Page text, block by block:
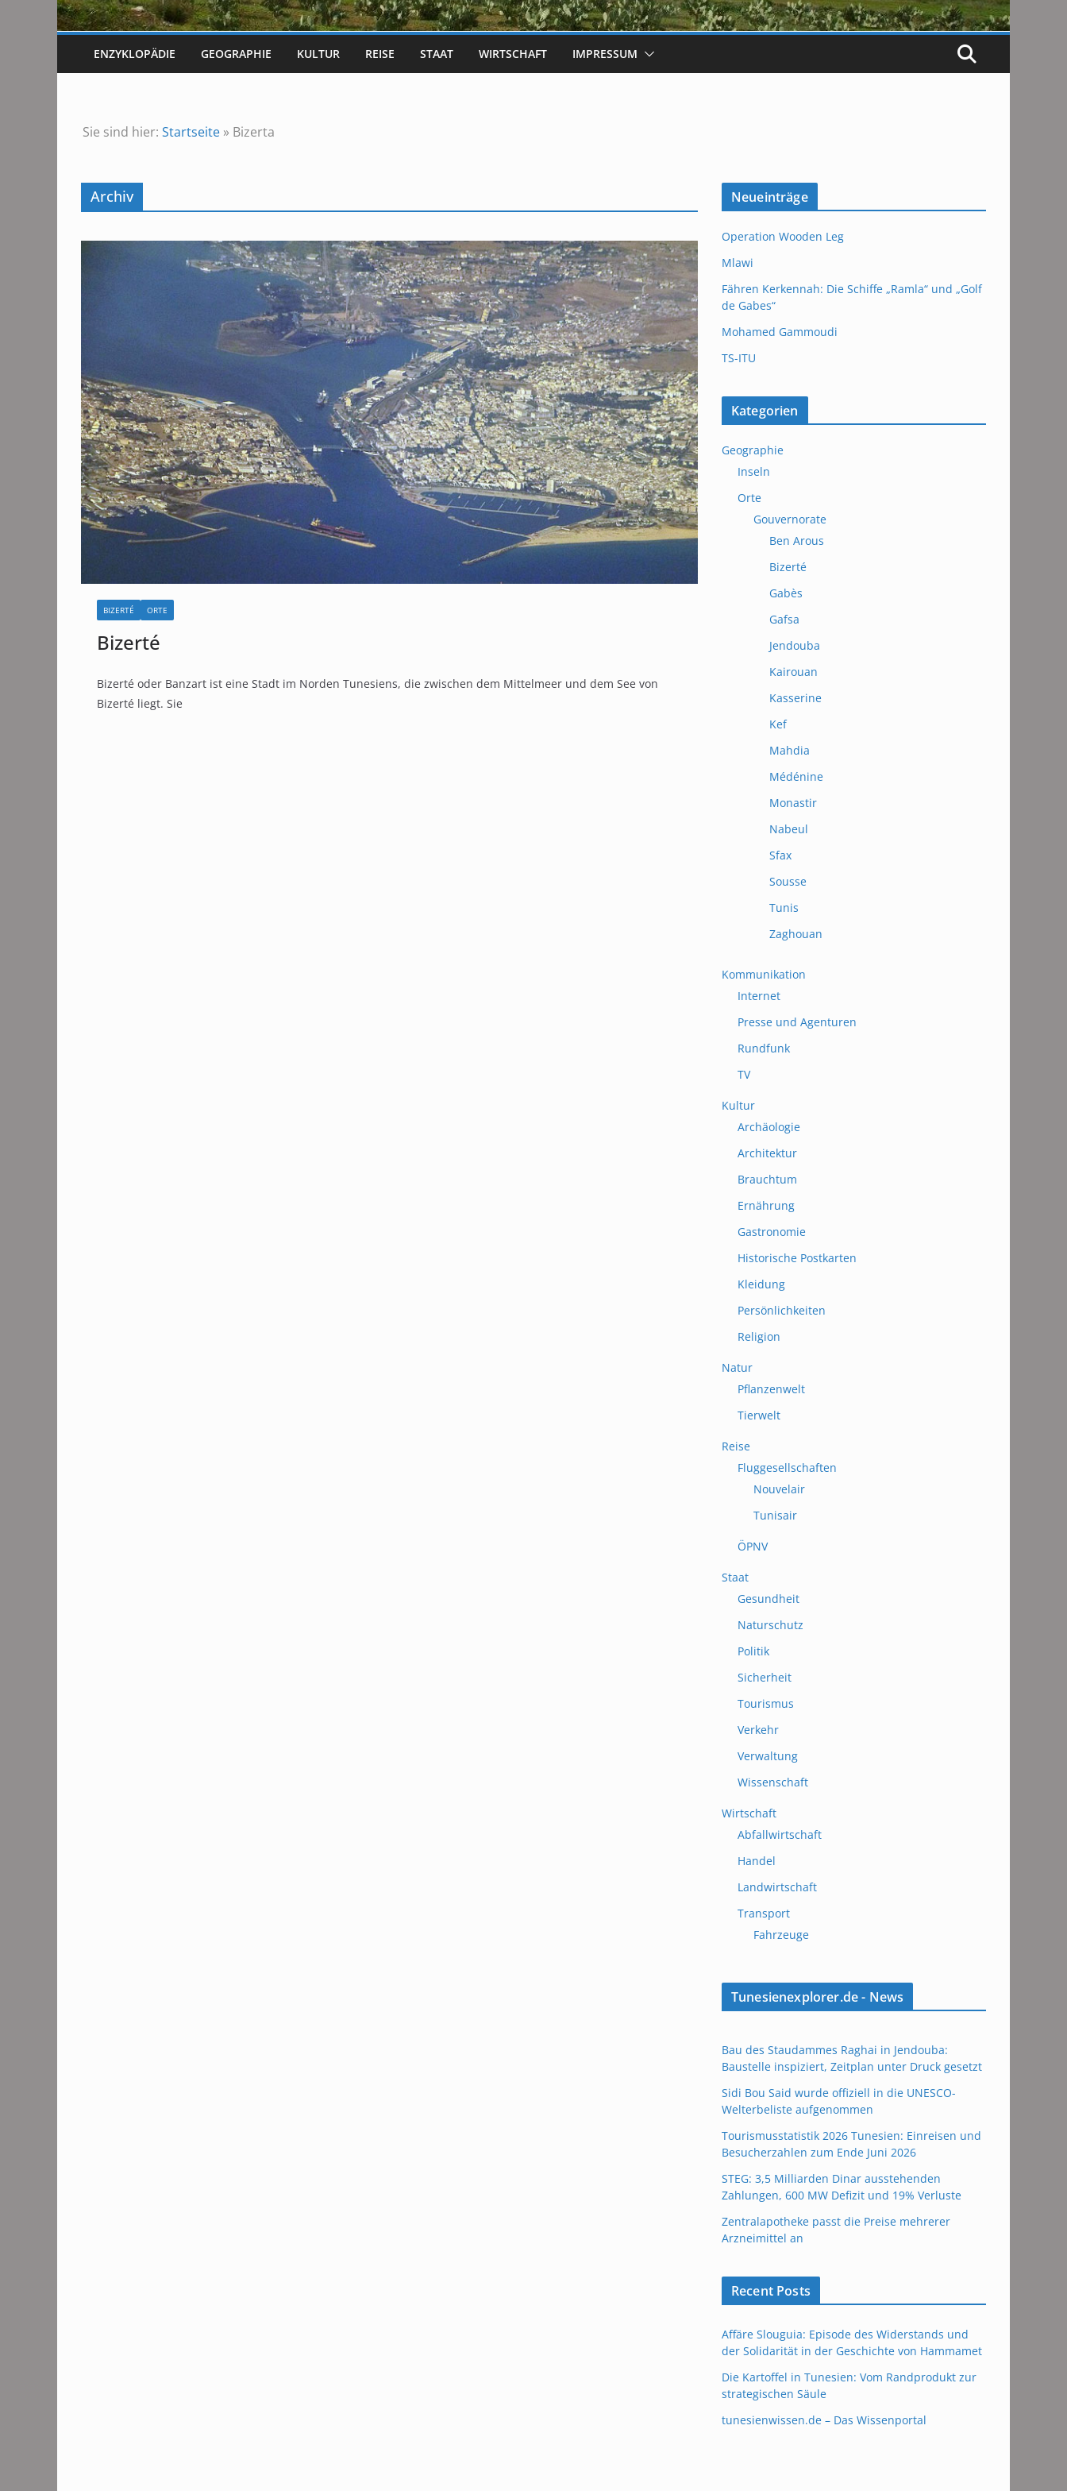
ENZYKLOPÄDIE GEOGRAPHIE KULTUR REISE STAAT WIRTSCHAFT IMPRESSUM
Sie sind hier: Startseite » Bizerta
Archiv
BIZERTÉ ORTE
Bizerté
Bizerté oder Banzart ist eine Stadt im Norden Tunesiens, die zwischen dem Mittelmeer und dem See von
Bizerté liegt. Sie
Neueinträge
Operation Wooden Leg
Mlawi
Fähren Kerkennah: Die Schiffe „Ramla“ und „Golf
de Gabes“
Mohamed Gammoudi
TS-ITU
Kategorien
Geographie
Inseln
Orte
Gouvernorate
Ben Arous
Bizerté
Gabès
Gafsa
Jendouba
Kairouan
Kasserine
Kef
Mahdia
Médénine
Monastir
Nabeul
Sfax
Sousse
Tunis
Zaghouan
Kommunikation
Internet
Presse und Agenturen
Rundfunk
TV
Kultur
Archäologie
Architektur
Brauchtum
Ernährung
Gastronomie
Historische Postkarten
Kleidung
Persönlichkeiten
Religion
Natur
Pflanzenwelt
Tierwelt
Reise
Fluggesellschaften
Nouvelair
Tunisair
ÖPNV
Staat
Gesundheit
Naturschutz
Politik
Sicherheit
Tourismus
Verkehr
Verwaltung
Wissenschaft
Wirtschaft
Abfallwirtschaft
Handel
Landwirtschaft
Transport
Fahrzeuge
Tunesienexplorer.de - News
Bau des Staudammes Raghai in Jendouba:
Baustelle inspiziert, Zeitplan unter Druck gesetzt
Sidi Bou Said wurde offiziell in die UNESCO-
Welterbeliste aufgenommen
Tourismusstatistik 2026 Tunesien: Einreisen und
Besucherzahlen zum Ende Juni 2026
STEG: 3,5 Milliarden Dinar ausstehenden
Zahlungen, 600 MW Defizit und 19% Verluste
Zentralapotheke passt die Preise mehrerer
Arzneimittel an
Recent Posts
Affäre Slouguia: Episode des Widerstands und
der Solidarität in der Geschichte von Hammamet
Die Kartoffel in Tunesien: Vom Randprodukt zur
strategischen Säule
tunesienwissen.de – Das Wissenportal